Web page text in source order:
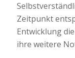
Zeitpunkt
Entwicklung
ihre weitere